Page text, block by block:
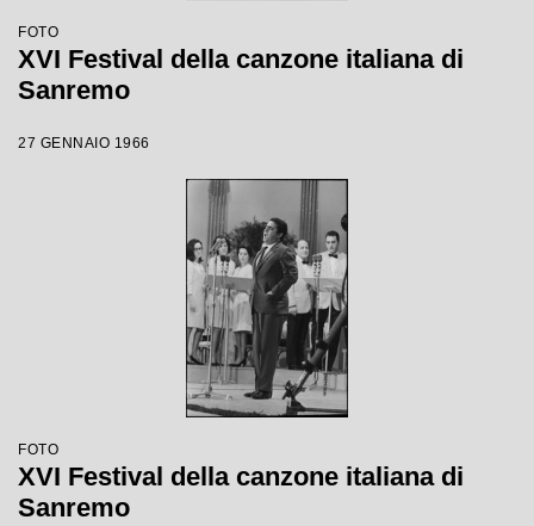
FOTO
XVI Festival della canzone italiana di
Sanremo
27 GENNAIO 1966
FOTO
XVI Festival della canzone italiana di
Sanremo